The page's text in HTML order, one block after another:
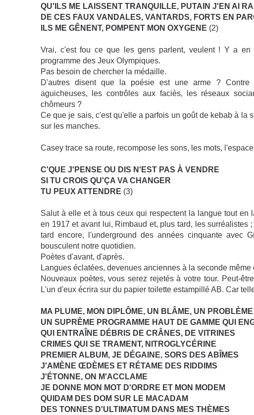
QU'ILS ME LAISSENT TRANQUILLE, PUTAIN J'EN AI
DE CES FAUX VANDALES, VANTARDS, FORTS EN
ILS ME GÊNENT, POMPENT MON OXYGENE (2)
Vrai, c'est fou ce que les gens parlent, veulent ! Y a
programme des Jeux Olympiques.
Pas besoin de chercher la médaille.
D'autres disent que la poésie est une arme ?
aguicheuses, les contrôles aux faciès, les réseaux
chômeurs ?
Ce que je sais, c'est qu'elle a parfois un goût de kebab à la
sur les manches.
Casey trace sa route, recompose les sons, les mots,
C'QUE J'PENSE OU DIS N'EST PAS À VENDRE
SI TU CROIS QU'ÇA VA CHANGER
TU PEUX ATTENDRE (3)
Salut à elle et à tous ceux qui respectent la langue tout
en 1917 et avant lui, Rimbaud et, plus tard, les surréalistes
tard encore, l'underground des années cinquante avec
bousculent notre quotidien.
Poètes d'avant, d'après.
Langues éclatées, devenues anciennes à la seconde
Nouveaux poètes, vous serez rejetés à votre tour. Peut-
L'un d'eux écrira sur du papier toilette estampillé AB. Car
MA PLUME, MON DIPLÔME, UN BLÂME, UN PROBLÈME
UN SUPRÊME PROGRAMME HAUT DE GAMME QUI
QUI ENTRAÎNE DÉBRIS DE CRÂNES, DE VITRINES
CRIMES QUI SE TRAMENT, NITROGLYCÉRINE
PREMIER ALBUM, JE DÉGAINE, SORS DES ABÎMES
J'AMÈNE ŒDÈMES ET RÉTAME DES RIDDIMS
J'ÉTONNE, ON M'ACCLAME
JE DONNE MON MOT D'ORDRE ET MON MODEM
QUIDAM DES DOM SUR LE MACADAM
DES TONNES D'ULTIMATUM DANS MES THÈMES